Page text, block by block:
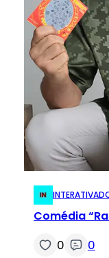
Comédia
0 0